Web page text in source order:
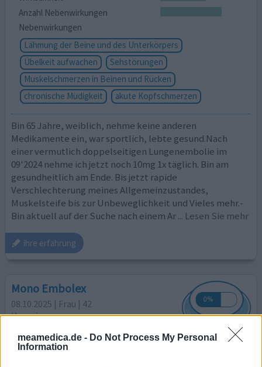
meamedica.de - Do Not Process My Personal
Information
Anzahl Nebenwirkungen
Nebenwirkungen
Lähmung der Beine und des Unterkörpers
Übelkeit aufwachen
Sehstörungen
Muskelschmerzen in Beinen und Rücken
chronische Müdigkeit
akute Kopfschmerzen
Bin 65 Jahre, weiblich, nehme keine anderen
Medikamente ein, war sportlich, lebte gesund.Nach
einer vermutlich doppelseitigen Lungenembolie im
09'2024 nehme ich jetzt noch 10mg 1x täglich. Bin am
gesundheitlich am Ende. Bis jetzt rapide
Verschlechterung meines Allgemeinzustandes,
Muskelsteife bis zur Unbeweglichkeit und Vieles mehr.-
Bin aktuell auf der Suche nach einem Ar... Lesen Sie mehr
ihre erfahrung
Mono Embolex
08.10.2025 | Frau | 42
Heparingruppe
Wirksamkeit